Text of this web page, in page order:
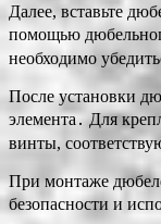
Далее, вставьте
помощью
необходимо
После установки
элемента․ Для
винты,
При монтаже
безопасности и